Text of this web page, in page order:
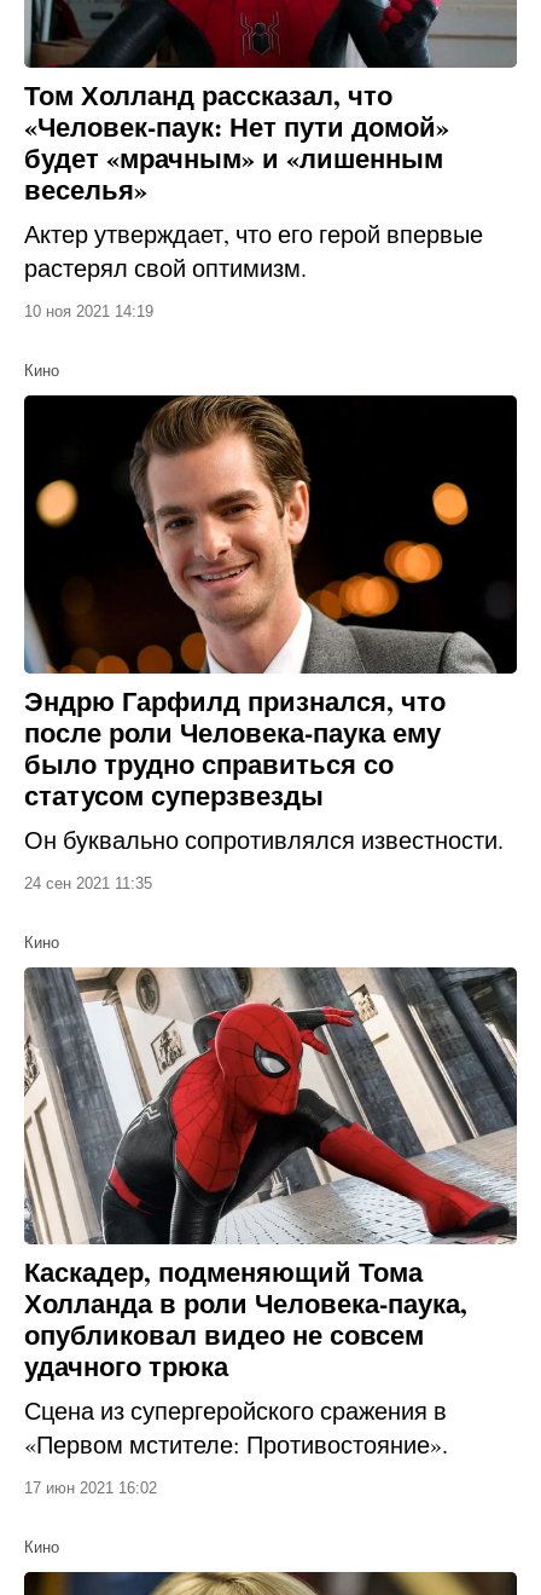
Том Холланд рассказал, что
«Человек-паук: Нет пути домой»
будет «мрачным» и «лишенным
веселья»
Актер утверждает, что его герой впервые
растерял свой оптимизм.
10 ноя 2021 14:19
Кино
Эндрю Гарфилд признался, что
после роли Человека-паука ему
было трудно справиться со
статусом суперзвезды
Он буквально сопротивлялся известности.
24 сен 2021 11:35
Кино
Каскадер, подменяющий Тома
Холланда в роли Человека-паука,
опубликовал видео не совсем
удачного трюка
Сцена из супергеройского сражения в
«Первом мстителе: Противостояние».
17 июн 2021 16:02
Кино